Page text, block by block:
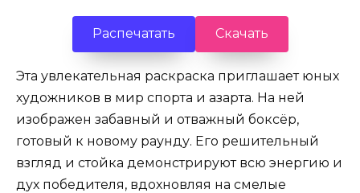
Распечатать Скачать
Эта увлекательная раскраска приглашает юных
художников в мир спорта и азарта. На ней
изображен забавный и отважный боксёр,
готовый к новому раунду. Его решительный
взгляд и стойка демонстрируют всю энергию и
дух победителя, вдохновляя на смелые